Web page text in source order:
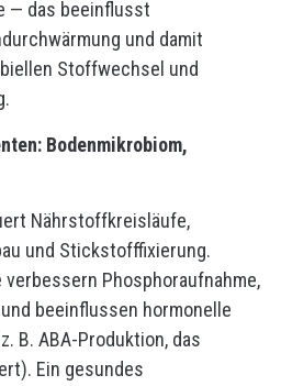
— das beeinflusst
und damit
Stoffwechsel und
Bodenmikrobiom,
Nährstoffkreisläufe,
und Stickstofffixierung.
Phosphoraufnahme,
beeinflussen hormonelle
B. ABA-Produktion, das
Ein gesundes